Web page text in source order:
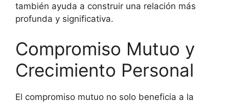
también ayuda a construir una relación más
profunda y significativa.
Compromiso Mutuo y
Crecimiento Personal
El compromiso mutuo no solo beneficia a la